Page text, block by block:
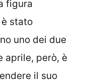
figura
stato
uno dei due
aprile, però, è
il suo